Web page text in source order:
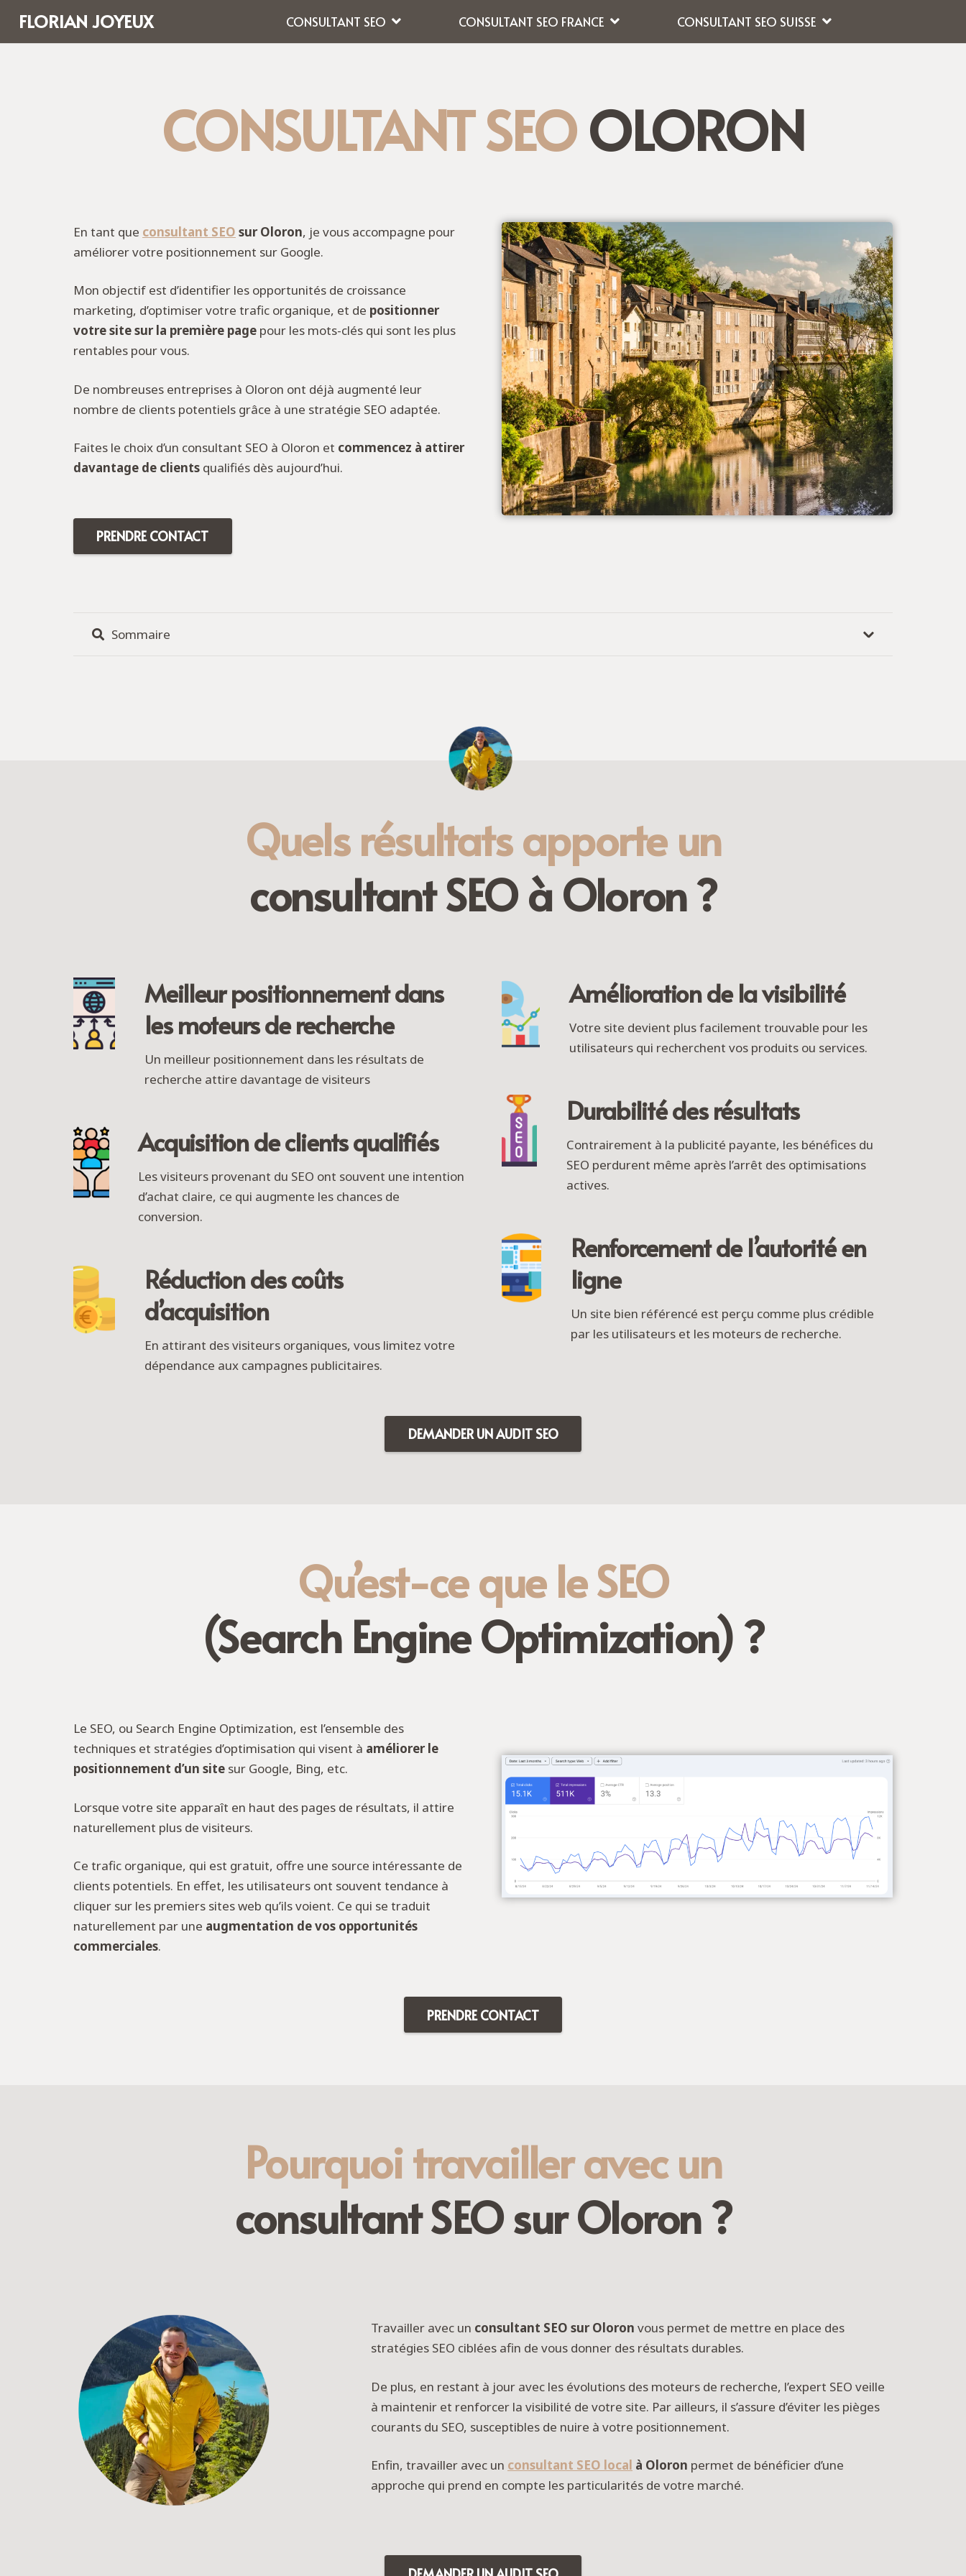
FLORIAN JOYEUX CONSULTANT SEO CONSULTANT SEO FRANCE CONSULTANT SEO SUISSE
CONSULTANT SEOOLORON
En tant que consultant SEO sur Oloron, je vous accompagne pour
améliorer votre positionnement sur Google.
Mon objectif est d’identifier les opportunités de croissance
marketing, d’optimiser votre trafic organique, et de positionner
votre site sur la première page pour les mots-clés qui sont les plus
rentables pour vous.
De nombreuses entreprises à Oloron ont déjà augmenté leur
nombre de clients potentiels grâce à une stratégie SEO adaptée.
Faites le choix d’un consultant SEO à Oloron et commencez à attirer
davantage de clients qualifiés dès aujourd’hui.
PRENDRE CONTACT
Sommaire
Quels résultats apporte un
consultant SEO à Oloron ?
Meilleur positionnement dans
les moteurs de recherche
Un meilleur positionnement dans les résultats de
recherche attire davantage de visiteurs
Acquisition de clients qualifiés
Les visiteurs provenant du SEO ont souvent une intention
d’achat claire, ce qui augmente les chances de
conversion.
Réduction des coûts
d’acquisition
En attirant des visiteurs organiques, vous limitez votre
dépendance aux campagnes publicitaires.
Amélioration de la visibilité
Votre site devient plus facilement trouvable pour les
utilisateurs qui recherchent vos produits ou services.
Durabilité des résultats
Contrairement à la publicité payante, les bénéfices du
SEO perdurent même après l’arrêt des optimisations
actives.
Renforcement de l’autorité en
ligne
Un site bien référencé est perçu comme plus crédible
par les utilisateurs et les moteurs de recherche.
DEMANDER UN AUDIT SEO
Qu’est-ce que le SEO
(Search Engine Optimization) ?
Le SEO, ou Search Engine Optimization, est l’ensemble des
techniques et stratégies d’optimisation qui visent à améliorer le
positionnement d’un site sur Google, Bing, etc.
Lorsque votre site apparaît en haut des pages de résultats, il attire
naturellement plus de visiteurs.
Ce trafic organique, qui est gratuit, offre une source intéressante de
clients potentiels. En effet, les utilisateurs ont souvent tendance à
cliquer sur les premiers sites web qu’ils voient. Ce qui se traduit
naturellement par une augmentation de vos opportunités
commerciales.
PRENDRE CONTACT
Pourquoi travailler avec un
consultant SEO sur Oloron ?
Travailler avec un consultant SEO sur Oloron vous permet de mettre en place des
stratégies SEO ciblées afin de vous donner des résultats durables.
De plus, en restant à jour avec les évolutions des moteurs de recherche, l’expert SEO veille
à maintenir et renforcer la visibilité de votre site. Par ailleurs, il s’assure d’éviter les pièges
courants du SEO, susceptibles de nuire à votre positionnement.
Enfin, travailler avec un consultant SEO local à Oloron permet de bénéficier d’une
approche qui prend en compte les particularités de votre marché.